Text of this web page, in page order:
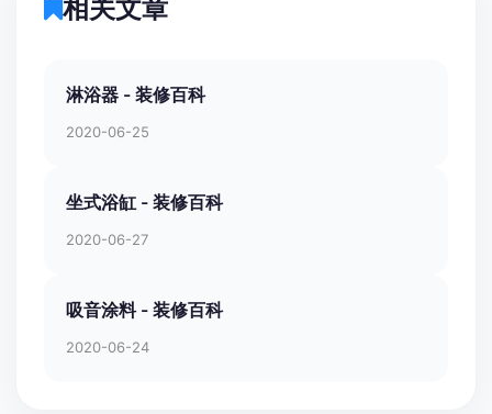
相关文章
淋浴器 - 装修百科
2020-06-25
坐式浴缸 - 装修百科
2020-06-27
吸音涂料 - 装修百科
2020-06-24